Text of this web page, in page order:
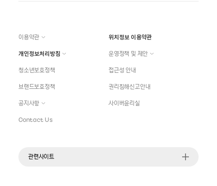
이용약관
위치정보 이용약관
개인정보처리방침
운영정책 및 제안
청소년보호정책
접근성 안내
브랜드보호정책
권리침해신고안내
공지사항
사이버윤리실
Contact Us
관련사이트